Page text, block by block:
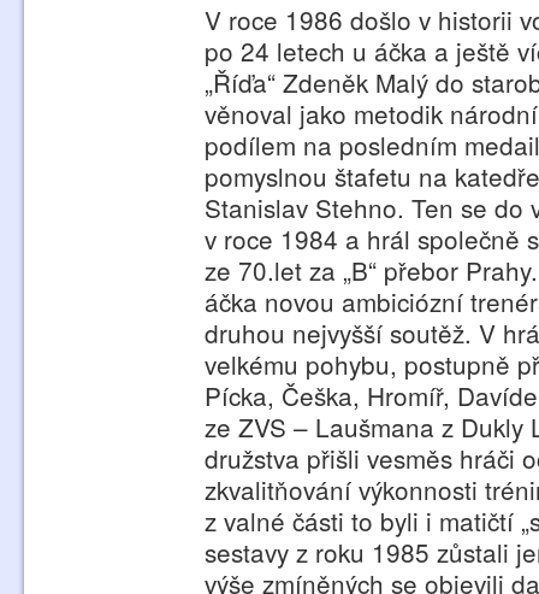
V roce 1986 došlo v historii
po 24 letech u áčka a ještě
„Říďa“ Zdeněk Malý do
věnoval jako metodik
podílem na posledním
pomyslnou štafetu na
Stanislav Stehno. Ten se do
v roce 1984 a hrál společně
ze 70.let za „B“ přebor
áčka novou ambiciózní
druhou nejvyšší soutěž. V
velkému pohybu, postupně
Pícka, Češka, Hromíř,
ze ZVS – Laušmana z Dukly
družstva přišli vesměs hráči
zkvalitňování výkonnosti
z valné části to byli i matičtí
sestavy z roku 1985 zůstali
výše zmíněných se objevili